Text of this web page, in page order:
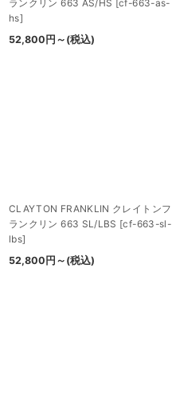
ランクリン 663 AS/HS [cf-663-as-
hs]
52,800 円 ～ (税込)
CLAYTON FRANKLIN クレイトンフ
ランクリン 663 SL/LBS [cf-663-sl-
lbs]
52,800 円 ～ (税込)